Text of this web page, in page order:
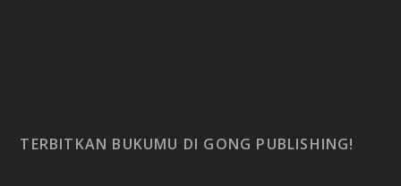
TERBITKAN BUKUMU DI GONG PUBLISHING!